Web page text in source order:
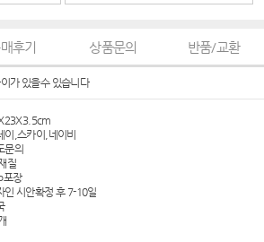
후기 상품문의 반품/교환
가 있을수 있습니다
이,스카이,네이비
문의
질
포장
인 시안확정 후 7-10일